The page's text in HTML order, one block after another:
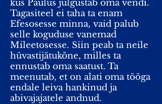
kus Paulus julgustab oma vendi.
Tagasiteel ei taha ta enam
Efesosesse minna, vaid palub
selle koguduse vanemad
Mileetosesse. Siin peab ta neile
hüvastijätukõne, milles ta
ennustab oma saatust. Ta
meenutab, et on alati oma tööga
endale leiva hankinud ja
abivajajatele andnud.